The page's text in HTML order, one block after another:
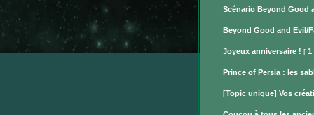
pouvez
pas
modifier
de
messages.
message
non
lu
Aucun
message
non
lu
Scénario Beyond Good
Aucun
message
non
lu
Beyond Good and Evil/
Aucun
message
non
lu
Joyeux anniversaire ! [ 1
Aucun
message
non
lu
Prince of Persia : les
Aucun
message
[Topic unique] Vos